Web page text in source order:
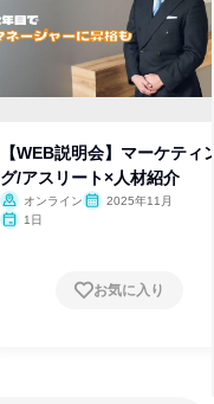
【WEB説明会】マーケティ
グ/アスリート×人材紹介
オンライン
2025年11月
1日
お気に入り